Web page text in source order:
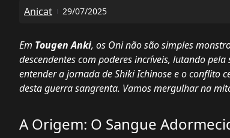
Anicat 29/07/2025
Em Tougen Anki, os Oni não são simples
descendentes com poderes incríveis, lutando
entender a jornada de Shiki Ichinose e o conflito
desta guerra sangrenta. Vamos mergulhar na
A Origem: O Sangue